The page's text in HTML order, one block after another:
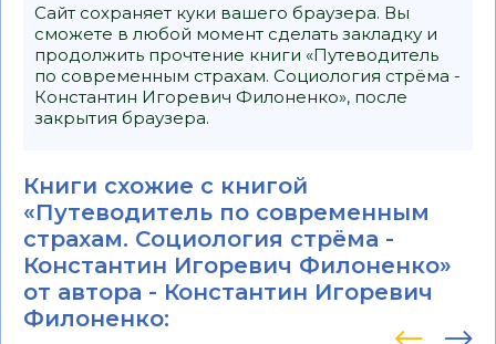
Сайт сохраняет куки вашего браузера. Вы
сможете в любой момент сделать закладку и
продолжить прочтение книги «Путеводитель
по современным страхам. Социология стрёма -
Константин Игоревич Филоненко», после
закрытия браузера.
Книги схожие с книгой
«Путеводитель по современным
страхам. Социология стрёма -
Константин Игоревич Филоненко»
от автора - Константин Игоревич
Филоненко:
Что интересного,
а попросту,
нового, на мой
взгляд, было
обнаружено в
процессе